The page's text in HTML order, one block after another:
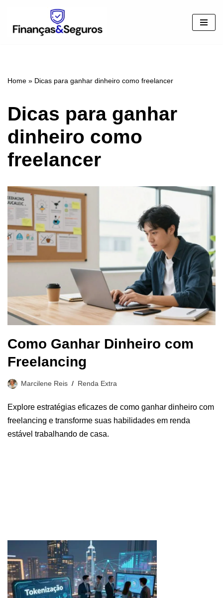
Pular
Home » Dicas para ganhar dinheiro como freelancer
Dicas para ganhar
dinheiro como
freelancer
Como Ganhar Dinheiro com
Freelancing
Marcilene Reis Renda Extra
Explore estratégias eficazes de como ganhar dinheiro com
freelancing e transforme suas habilidades em renda
estável trabalhando de casa.